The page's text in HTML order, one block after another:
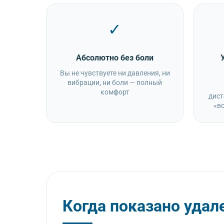
✓
Абсолютно без боли
Вы не чувствуете ни давления, ни
вибрации, ни боли — полный
комфорт
Когда показано